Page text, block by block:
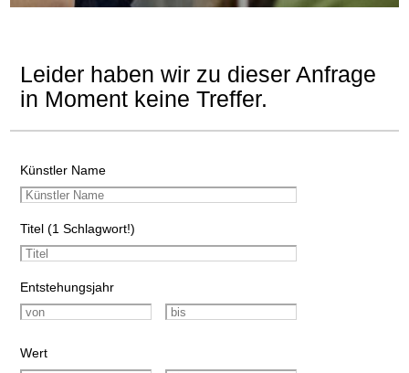
Leider haben wir zu dieser Anfrage
in Moment keine Treffer.
Künstler Name
Titel (1 Schlagwort!)
Entstehungsjahr
Wert